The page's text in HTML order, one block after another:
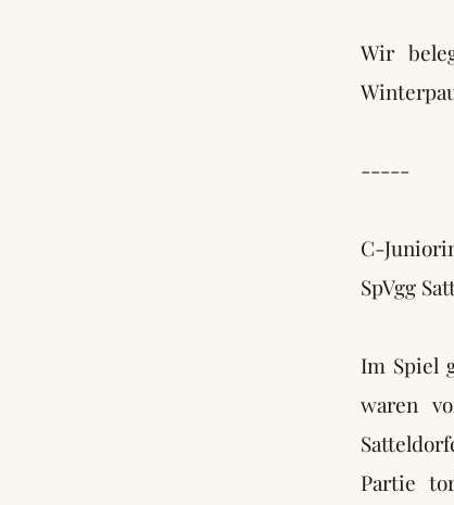
Wir
-----
C-
SpVgg
Im Spiel
waren
Partie